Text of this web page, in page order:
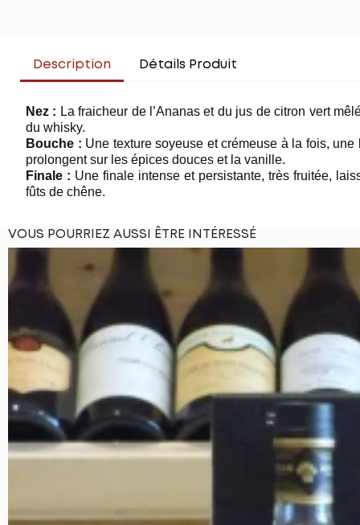
Description Détails Produit
Nez : La fraicheur de l’Ananas et du jus de citron vert
du whisky.
Bouche : Une texture soyeuse et crémeuse à la fois,
prolongent sur les épices douces et la vanille.
Finale : Une finale intense et persistante, très fruitée,
fûts de chêne.
VOUS POURRIEZ AUSSI ÊTRE INTÉRESSÉ